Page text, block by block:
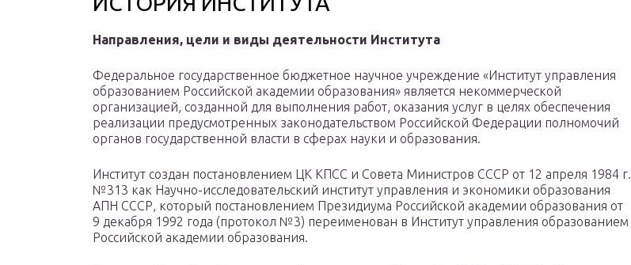
Направления, цели и виды деятельности Института
Федеральное государственное бюджетное научное учреждение «Институт управления
образованием Российской академии образования» является некоммерческой
организацией, созданной для выполнения работ, оказания услуг в целях обеспечения
реализации предусмотренных законодательством Российской Федерации полномочий
органов государственной власти в сферах науки и образования.
Институт создан постановлением ЦК КПСС и Совета Министров СССР от 12 апреля 1984 г.
№313 как Научно-исследовательский институт управления и экономики образования
АПН СССР, который постановлением Президиума Российской академии образования от
9 декабря 1992 года (протокол №3) переименован в Институт управления образованием
Российской академии образования.